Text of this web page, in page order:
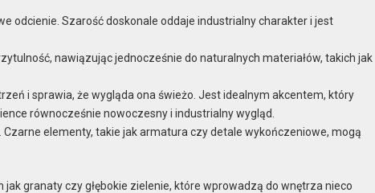
odcienie. Szarość doskonale oddaje industrialny charakter i jest
nawiązując jednocześnie do naturalnych materiałów, takich jak
i sprawia, że wygląda ona świeżo. Jest idealnym akcentem, który
równocześnie nowoczesny i industrialny wygląd.
elementy, takie jak armatura czy detale wykończeniowe, mogą
granaty czy głębokie zielenie, które wprowadzą do wnętrza nieco